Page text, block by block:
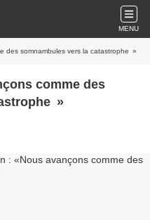
MENU
des somnambules vers la catastrophe »
comme des
»